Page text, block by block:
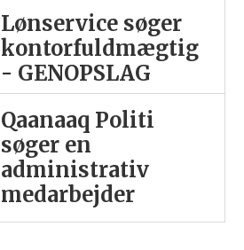
Lønservice søger
kontorfuldmægtig
- GENOPSLAG
Qaanaaq Politi
søger en
administrativ
medarbejder